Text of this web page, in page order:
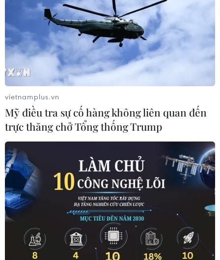
11/11/2019 07:04
Thủ thành Thamsatchanan Kwin tự tin tuyển Thái Lan sẽ
đánh bại Việt Nam ở trận đấu tại bảng G vòng loại hai
World Cup 2022 - khu vực châu Á vào ngày 19/11 tới.
Tuyển Việt Nam giữ kín chiến thuật,
nghiên cứu kỹ UAE qua băng hình
vietnamplus.vn
Mỹ điều tra sự cố hàng không liên quan đến
trực thăng chở Tổng thống Trump